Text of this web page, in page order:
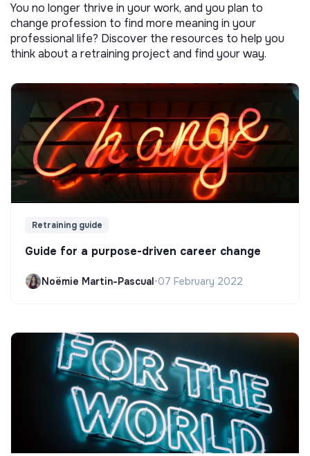
You no longer thrive in your work, and you plan to
change profession to find more meaning in your
professional life? Discover the resources to help you
think about a retraining project and find your way.
Retraining guide
Guide for a purpose-driven career change
Noëmie Martin-Pascual•07 February 2022